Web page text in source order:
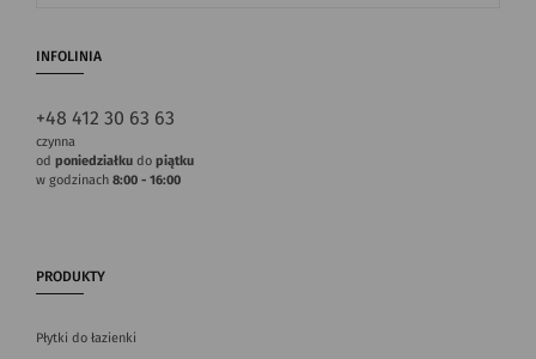
INFOLINIA
+48 412 30 63 63
czynna
od poniedziałku do piątku
w godzinach 8:00 - 16:00
PRODUKTY
Płytki do łazienki